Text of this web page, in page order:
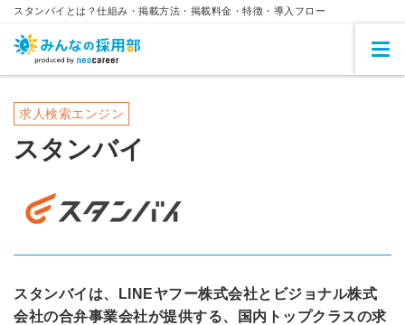
スタンバイとは？仕組み・掲載方法・掲載料金・特徴・導入フロー
求人検索エンジン
スタンバイ
スタンバイは、LINEヤフー株式会社とビジョナル株式
会社の合弁事業会社が提供する、国内トップクラスの求